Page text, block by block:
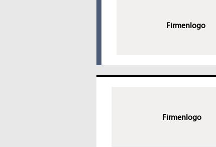
Firmenlogo
Firmenlogo